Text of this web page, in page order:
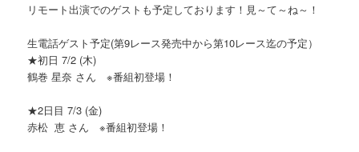
リモート出演でのゲストも予定しております！見～て～ね～！
生電話ゲスト予定(第9レース発売中から第10レース迄の予定）
★初日 7/2 (木)
鶴巻 星奈 さん ※番組初登場！
★2日目 7/3 (金)
赤松 恵 さん ※番組初登場！